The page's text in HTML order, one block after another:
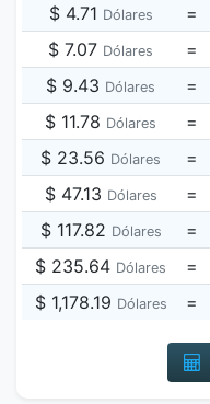
$ 4.71 Dólares =
$ 7.07 Dólares =
$ 9.43 Dólares =
$ 11.78 Dólares =
$ 23.56 Dólares =
$ 47.13 Dólares =
$ 117.82 Dólares =
$ 235.64 Dólares =
$ 1,178.19 Dólares =